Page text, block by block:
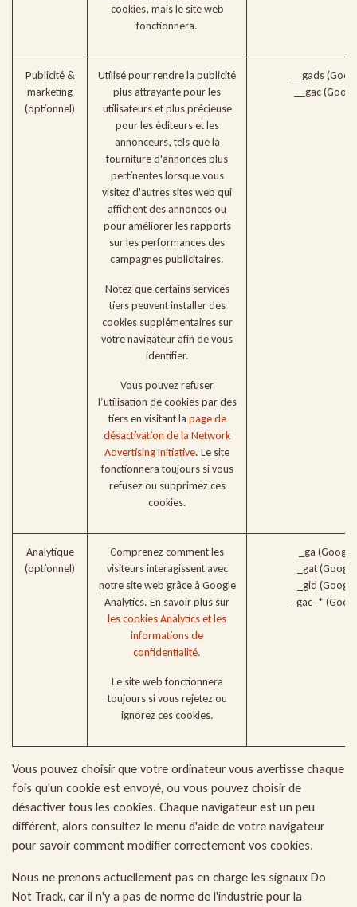
cookies, mais le site web
fonctionnera.
Publicité &
marketing
(optionnel)
Utilisé pour rendre la publicité
plus attrayante pour les
utilisateurs et plus précieuse
pour les éditeurs et les
annonceurs, tels que la
fourniture d'annonces plus
pertinentes lorsque vous
visitez d'autres sites web qui
affichent des annonces ou
pour améliorer les rapports
sur les performances des
campagnes publicitaires.
Notez que certains services
tiers peuvent installer des
cookies supplémentaires sur
votre navigateur afin de vous
identifier.
Vous pouvez refuser
l’utilisation de cookies par des
tiers en visitant la page de
désactivation de la Network
Advertising Initiative. Le site
fonctionnera toujours si vous
refusez ou supprimez ces
cookies.
__gads
__gac
Analytique
(optionnel)
Comprenez comment les
visiteurs interagissent avec
notre site web grâce à Google
Analytics. En savoir plus sur
les cookies Analytics et les
informations de
confidentialité.
Le site web fonctionnera
toujours si vous rejetez ou
ignorez ces cookies.
_ga (Google)
_gat
_gid
_gac_*
Vous pouvez choisir que votre ordinateur vous avertisse chaque
fois qu'un cookie est envoyé, ou vous pouvez choisir de
désactiver tous les cookies. Chaque navigateur est un peu
différent, alors consultez le menu d'aide de votre navigateur
pour savoir comment modifier correctement vos cookies.
Nous ne prenons actuellement pas en charge les signaux Do
Not Track, car il n'y a pas de norme de l'industrie pour la